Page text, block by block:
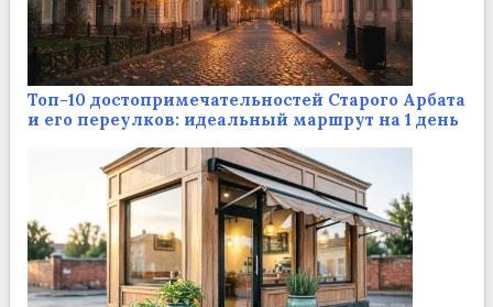
Топ-10 достопримечательностей Старого Арбата
и его переулков: идеальный маршрут на 1 день